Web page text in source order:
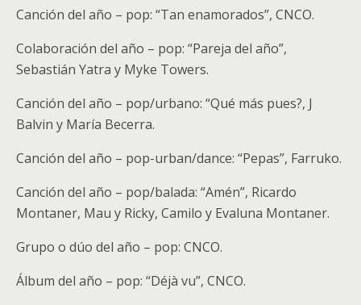
Canción del año – pop: “Tan enamorados”, CNCO.
Colaboración del año – pop: “Pareja del año”,
Sebastián Yatra y Myke Towers.
Canción del año – pop/urbano: “Qué más pues?, J
Balvin y María Becerra.
Canción del año – pop-urban/dance: “Pepas”, Farruko.
Canción del año – pop/balada: “Amén”, Ricardo
Montaner, Mau y Ricky, Camilo y Evaluna Montaner.
Grupo o dúo del año – pop: CNCO.
Álbum del año – pop: “Déjà vu”, CNCO.